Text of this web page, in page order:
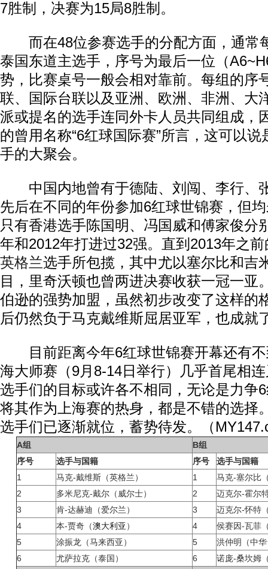
7胜制，决赛为15局8胜制。
而在48位参赛选手的分配方面，通常
泰国东道主选手，序号为最后一位（
势，比赛桌号一般会相对靠前。每组的序
联、国际台联以及亚洲、欧洲、非洲、大
派或提名的选手连同外卡人员共同组成，
的曾用名称“6红球国际赛”所言，这可以
手的大聚会。
中国内地曾有于德陆、刘闯、李行、
先后在不同的年份参加6红球世锦赛，但
只有香港选手陈国明、冯国威和傅家俊分
年和2012年打进过32强。直到2013年之
英格兰选手所包揽，其中尤以塞尔比和吉
目，里奇沃顿也曾两进决赛收获一冠一亚
伯逊的强势加盟，虽然初步改变了这样的
后仍然负于马克戴维斯屈居亚军，也成就
目前距离今年6红球世锦赛开幕还有不
海大师赛（9月8-14日举行）几乎首尾相
选手们的目标或许各不相同，无论是力争
将其作为上海赛的热身，都是不错的选择
选手们已逐渐就位，蓄势待发。（
A组
B组
序号
选手与国籍 序号
选手与国籍
1
马克-戴维斯（英格兰） 1
马克-塞尔比
2
多米尼克-戴尔（威尔士） 2
迈克尔-霍尔
3
肯-达赫迪（爱尔兰） 3
迈克尔-怀特
4
本-贾奇（澳大利亚） 4
侯赛因-瓦菲
5
涂振龙（马来西亚） 5
洪仲明（中
6
尤萨拉克（泰国） 6
诺庞-桑坎姆